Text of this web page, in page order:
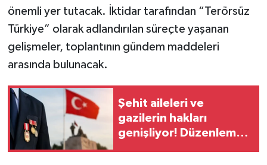
önemli yer tutacak. İktidar tarafından “Terörsüz
Türkiye” olarak adlandırılan süreçte yaşanan
gelişmeler, toplantının gündem maddeleri
arasında bulunacak.
Şehit aileleri ve
gazilerin hakları
genişliyor! Düzenleme